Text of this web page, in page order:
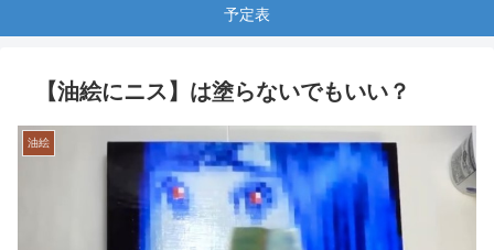
予定表
【油絵にニス】は塗らないでもいい？
油絵